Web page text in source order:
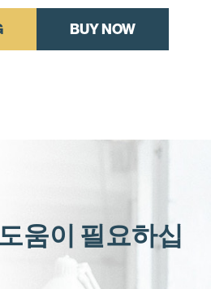
BUY NOW
움이 필요하십